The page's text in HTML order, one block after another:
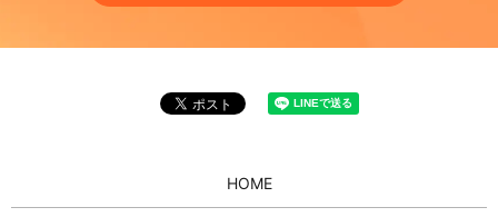
HOME